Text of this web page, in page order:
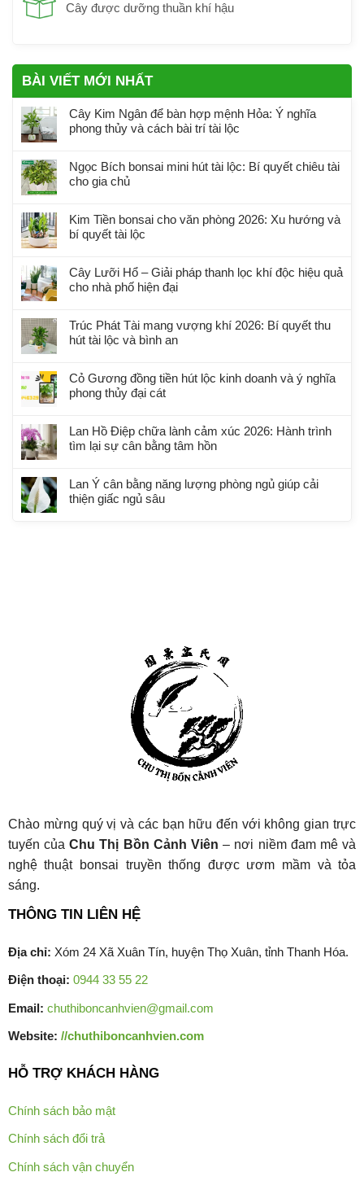
Cây được dưỡng thuần khí hậu
BÀI VIẾT MỚI NHẤT
Cây Kim Ngân để bàn hợp mệnh Hỏa: Ý nghĩa
phong thủy và cách bài trí tài lộc
Ngọc Bích bonsai mini hút tài lộc: Bí quyết chiêu tài
cho gia chủ
Kim Tiền bonsai cho văn phòng 2026: Xu hướng và
bí quyết tài lộc
Cây Lưỡi Hổ – Giải pháp thanh lọc khí độc hiệu quả
cho nhà phố hiện đại
Trúc Phát Tài mang vượng khí 2026: Bí quyết thu
hút tài lộc và bình an
Cỏ Gương đồng tiền hút lộc kinh doanh và ý nghĩa
phong thủy đại cát
Lan Hồ Điệp chữa lành cảm xúc 2026: Hành trình
tìm lại sự cân bằng tâm hồn
Lan Ý cân bằng năng lượng phòng ngủ giúp cải
thiện giấc ngủ sâu
Chào mừng quý vị và các bạn hữu đến với không gian trực
tuyến củaChu Thị Bồn Cảnh Viên – nơi niềm đam mê và
nghệ thuật bonsai truyền thống được ươm mầm và tỏa
sáng.
THÔNG TIN LIÊN HỆ
Địa chỉ: Xóm 24 Xã Xuân Tín, huyện Thọ Xuân, tỉnh Thanh Hóa.
Điện thoại: 0944 33 55 22
Email: chuthiboncanhvien@gmail.com
Website: //chuthiboncanhvien.com
HỖ TRỢ KHÁCH HÀNG
Chính sách bảo mật
Chính sách đổi trả
Chính sách vận chuyển